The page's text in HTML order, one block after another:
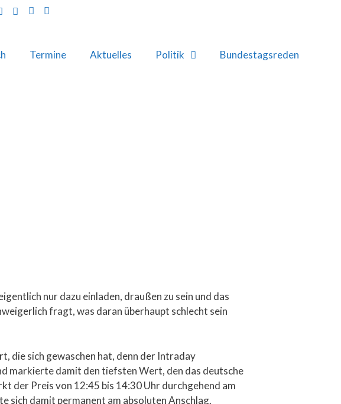
Termine Aktuelles Politik Bundestagsreden
nur dazu einladen, draußen zu sein und das
fragt, was daran überhaupt schlecht sein
die sich gewaschen hat, denn der Intraday
markierte damit den tiefsten Wert, den das deutsche
der Preis von 12:45 bis 14:30 Uhr durchgehend am
sich damit permanent am absoluten Anschlag.